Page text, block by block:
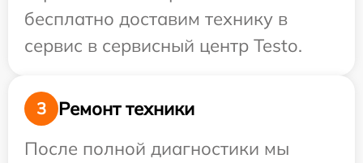
бесплатно доставим технику в
сервис в сервисный центр Testo.
3
Ремонт техники
После полной диагностики мы